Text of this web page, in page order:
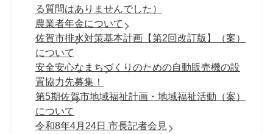
る質問はありませんでした）
農業者年金について
佐賀市排水対策基本計画【第2回改訂版】（案）
について
安全安心なまちづくりのための自動販売機の設
置協力先募集！
第5期佐賀市地域福祉計画・地域福祉活動（案）
について
令和8年4月24日 市長記者会見